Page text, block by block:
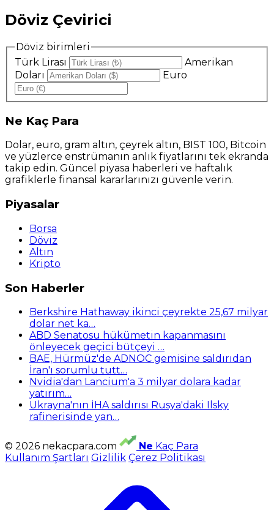
Döviz Çevirici
Döviz birimleri
Türk Lirası
Amerikan
Doları
Euro
Ne Kaç Para
Dolar, euro, gram altın, çeyrek altın, BIST 100, Bitcoin
ve yüzlerce enstrümanın anlık fiyatlarını tek ekranda
takip edin. Güncel piyasa haberleri ve haftalık
grafiklerle finansal kararlarınızı güvenle verin.
Piyasalar
Borsa
Döviz
Altın
Kripto
Son Haberler
Berkshire Hathaway ikinci çeyrekte 25,67 milyar
dolar net ka…
ABD Senatosu hükümetin kapanmasını
önleyecek geçici bütçeyi …
BAE, Hürmüz'de ADNOC gemisine saldırıdan
İran'ı sorumlu tutt…
Nvidia'dan Lancium'a 3 milyar dolara kadar
yatırım…
Ukrayna'nın İHA saldırısı Rusya'daki Ilsky
rafinerisinde yan…
© 2026 nekacpara.com Ne Kaç Para
Kullanım Şartları Gizlilik Çerez Politikası